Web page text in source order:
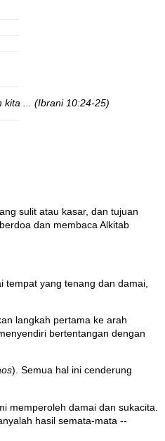
kita ... (Ibrani 10:24-25)
sulit atau kasar, dan tujuan
dan membaca Alkitab
yang tenang dan damai,
langkah pertama ke arah
bertentangan dengan
). Semua hal ini cenderung
memperoleh damai dan sukacita.
hasil semata-mata --